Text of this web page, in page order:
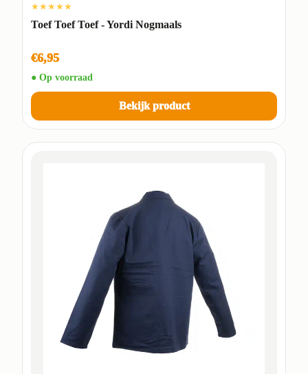
★★★★★
Toef Toef Toef - Yordi Nogmaals
€6,95
● Op voorraad
Bekijk product